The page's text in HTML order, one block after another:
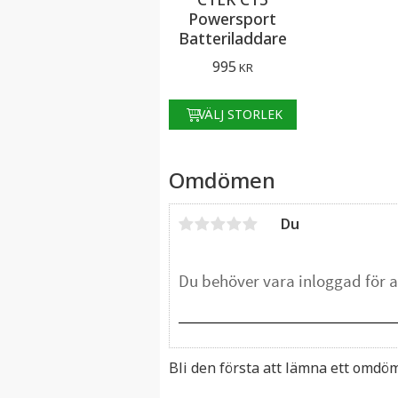
Omdömen
Du
Bli den första att lämna ett
Powersport
Batteriladdare
995 KR